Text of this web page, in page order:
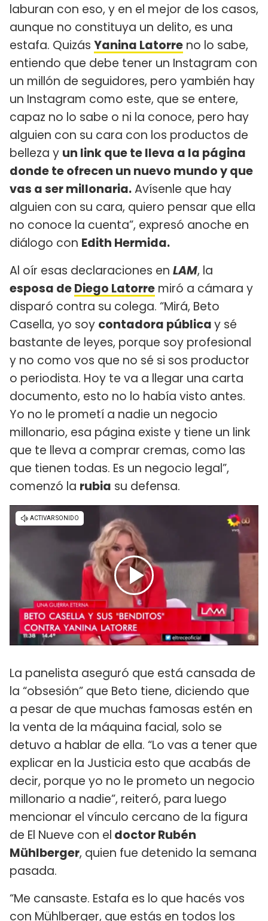
laburan con eso, y en el mejor de los casos,
aunque no constituya un delito, es una
estafa. Quizás Yanina Latorre no lo sabe,
entiendo que debe tener un Instagram con
un millón de seguidores, pero yambién hay
un Instagram como este, que se entere,
capaz no lo sabe o ni la conoce, pero hay
alguien con su cara con los productos de
belleza y un link que te lleva a la página
donde te ofrecen un nuevo mundo y que
vas a ser millonaria.Avísenle que hay
alguien con su cara, quiero pensar que ella
no conoce la cuenta”, expresó anoche en
diálogo con Edith Hermida.
Al oír esas declaraciones en LAM, la
esposa deDiego Latorre miró a cámara y
disparó contra su colega. “Mirá, Beto
Casella, yo soy contadora públicay sé
bastante de leyes, porque soy profesional
y no como vos que no sé si sos productor
o periodista. Hoy te va a llegar una carta
documento, esto no lo había visto antes.
Yo no le prometí a nadie un negocio
millonario, esa página existe y tiene un link
que te lleva a comprar cremas, como las
que tienen todas. Es un negocio legal”,
comenzó la rubia su defensa.
La panelista aseguró que está cansada de
la “obsesión” que Beto tiene, diciendo que
a pesar de que muchas famosas estén en
la venta de la máquina facial, solo se
detuvo a hablar de ella. “Lo vas a tener que
explicar en la Justicia esto que acabás de
decir, porque yo no le prometo un negocio
millonario a nadie”, reiteró, para luego
mencionar el vínculo cercano de la figura
de El Nueve con el doctor Rubén
Mühlberger, quien fue detenido la semana
pasada.
“Me cansaste. Estafa es lo que hacés vos
con Mühlberger, que estás en todos los